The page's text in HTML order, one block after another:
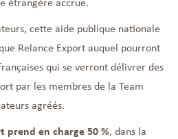
cette aide publique nationale
Relance Export auquel pourront
qui se verront délivrer des
par les membres de la Team
agréés.
prend en charge 50 %, dans la